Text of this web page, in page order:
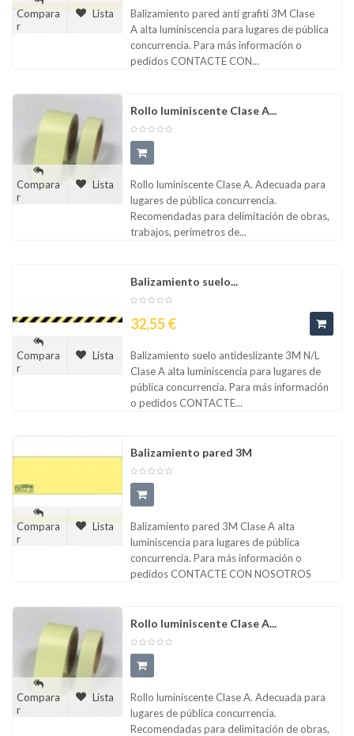
Compara
r
Lista
Balizamiento pared anti grafiti 3M Clase
A alta luminiscencia para lugares de pública
concurrencia. Para más información o
pedidos CONTACTE CON...
Compara
r
Lista
Rollo luminiscente Clase A...
Rollo luminiscente Clase A. Adecuada para
lugares de pública concurrencia.
Recomendadas para delimitación de obras,
trabajos, perímetros de...
Compara
r
Lista
Balizamiento suelo...
Precio
32,55 €
Balizamiento suelo antideslizante 3M N/L
Clase A alta luminiscencia para lugares de
pública concurrencia. Para más información
o pedidos CONTACTE...
Compara
r
Lista
Balizamiento pared 3M
Balizamiento pared 3M Clase A alta
luminiscencia para lugares de pública
concurrencia. Para más información o
pedidos CONTACTE CON NOSOTROS
Compara
r
Lista
Rollo luminiscente Clase A...
Rollo luminiscente Clase A. Adecuada para
lugares de pública concurrencia.
Recomendadas para delimitación de obras,